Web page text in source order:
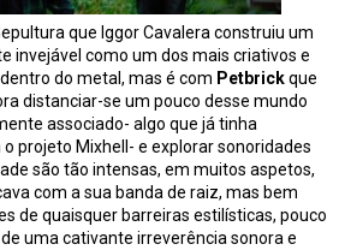
que Iggor Cavalera construiu um
invejável como um dos mais criativos e
do metal, mas é com Petbrickque
distanciar-se um pouco desse mundo
associado- algo que já tinha
projeto Mixhell- e explorar sonoridades
são tão intensas, em muitos aspetos,
com a sua banda de raiz, mas bem
de quaisquer barreiras estilísticas, pouco
uma cativante irreverência sonora e